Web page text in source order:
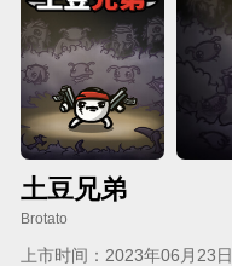
土豆兄弟
Brotato
上市时间：2023年06月23日